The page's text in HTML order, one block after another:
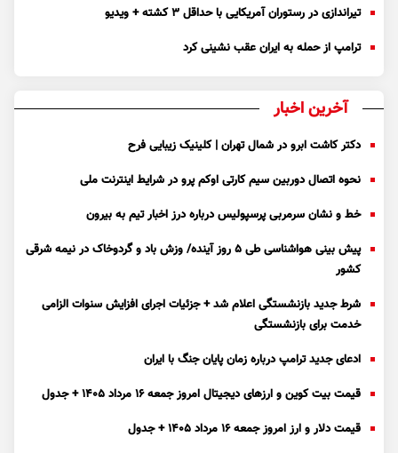
تیراندازی در رستوران آمریکایی با حداقل ۳ کشته + ویدیو
ترامپ از حمله به ایران عقب نشینی کرد
آخرین اخبار
دکتر کاشت ابرو در شمال تهران | کلینیک زیبایی فرح
نحوه اتصال دوربین سیم کارتی اوکم پرو در شرایط اینترنت ملی
خط و نشان سرمربی پرسپولیس درباره درز اخبار تیم به بیرون
پیش بینی هواشناسی طی ۵ روز آینده/ وزش باد و گردوخاک در نیمه شرقی
کشور
شرط جدید بازنشستگی اعلام شد + جزئیات اجرای افزایش سنوات الزامی
خدمت برای بازنشستگی
ادعای جدید ترامپ درباره زمان پایان جنگ با ایران
قیمت بیت کوین و ارز‌های دیجیتال امروز جمعه ۱۶ مرداد ۱۴۰۵ + جدول
قیمت دلار و ارز امروز جمعه ۱۶ مرداد ۱۴۰۵ + جدول